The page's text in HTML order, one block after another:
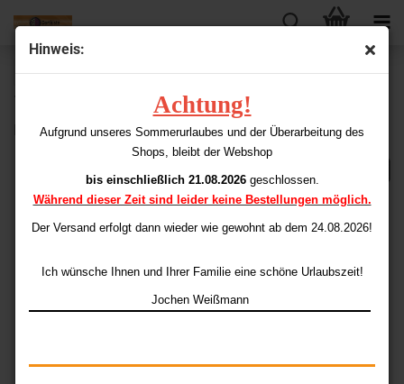
Hinweis:
Achtung!
Aufgrund unseres Sommerurlaubes und der Überarbeitung des
Shops, bleibt der Webshop
bis einschließlich 21.08.2026geschlossen.
Während dieser Zeit sind leider keine Bestellungen möglich.
Der Versand erfolgt dann wieder wie gewohnt ab dem 24.08.2026!
Ich wünsche Ihnen und Ihrer Familie eine schöne Urlaubszeit!
Jochen Weißmann
« Erster « zurück weiter »
Letzter »
Artikel in dieser Kategorie
PENTATHLON Carbon 100 Standard